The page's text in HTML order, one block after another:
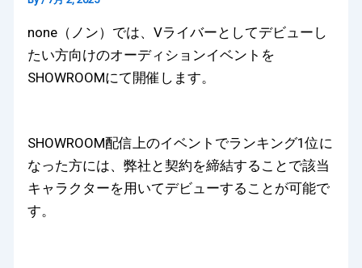
none（ノン）では、Vライバーとしてデビューし
たい方向けのオーディションイベントを
SHOWROOMにて開催します。
SHOWROOM配信上のイベントでランキング1位に
なった方には、弊社と契約を締結することで該当
キャラクターを用いてデビューすることが可能で
す。